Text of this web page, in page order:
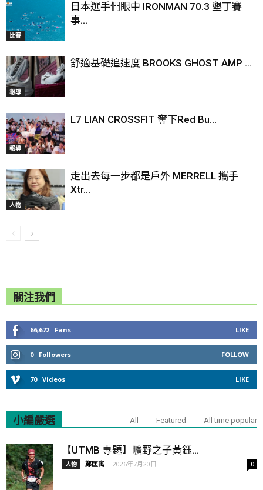
比賽
日本選手們眼中 IRONMAN 70.3 墾丁賽
事...
報導
舒適基礎追速度 BROOKS GHOST AMP ...
報導
L7 LIAN CROSSFIT 奪下Red Bu...
人物
走出去每一步都是戶外 MERRELL 攜手
Xtr...
關注我們
66,672 Fans LIKE
0 Followers FOLLOW
70 Videos LIKE
小編嚴選 All Featured All time popular
【UTMB 專題】曠野之子黃鈺...
人物 鄭匡寓 - 2026年7月20日 0